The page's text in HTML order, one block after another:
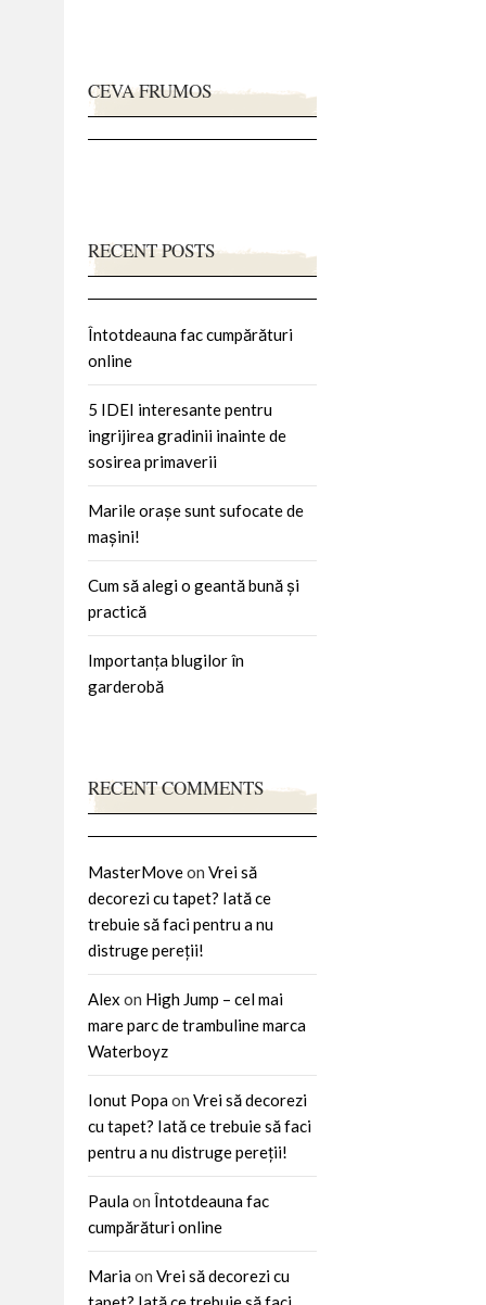
CEVA FRUMOS
RECENT POSTS
Întotdeauna fac cumpărături
online
5 IDEI interesante pentru
ingrijirea gradinii inainte de
sosirea primaverii
Marile orașe sunt sufocate de
mașini!
Cum să alegi o geantă bună și
practică
Importanța blugilor în
garderobă
RECENT COMMENTS
MasterMoveon Vrei să
decorezi cu tapet? Iată ce
trebuie să faci pentru a nu
distruge pereții!
Alex on High Jump – cel mai
mare parc de trambuline marca
Waterboyz
Ionut Popaon Vrei să decorezi
cu tapet? Iată ce trebuie să faci
pentru a nu distruge pereții!
Paulaon Întotdeauna fac
cumpărături online
Mariaon Vrei să decorezi cu